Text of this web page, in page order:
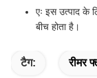
एः इस उत्पाद के
बीच होता है।
टैग: रीमर